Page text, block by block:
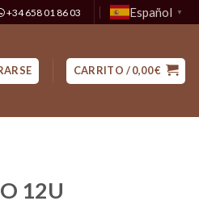
+34 658 01 86 03 Español ▼
CARRITO /0,00€
12U